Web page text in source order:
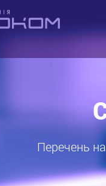
Перечень